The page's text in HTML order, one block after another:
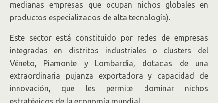
medianas empresas que ocupan nichos globales en
productos especializados de alta tecnología).
Este sector está constituido por redes de empresas
integradas en distritos industriales o clusters del
Véneto, Piamonte y Lombardía, dotadas de una
extraordinaria pujanza exportadora y capacidad de
innovación, que les permite dominar nichos
estratégicos de la economía mundial.